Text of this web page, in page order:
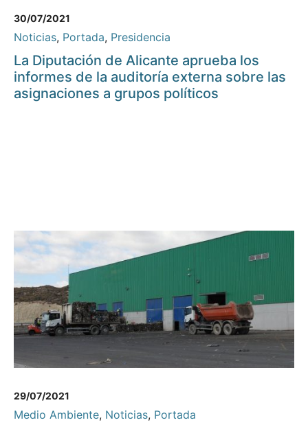
30/07/2021
Noticias, Portada, Presidencia
La Diputación de Alicante aprueba los
informes de la auditoría externa sobre las
asignaciones a grupos políticos
29/07/2021
Medio Ambiente, Noticias, Portada